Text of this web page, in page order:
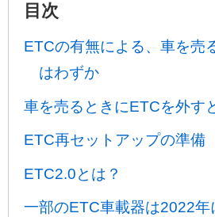
目次
ETCの有無による、車を売
はわずか
車を売るときにETCを外す
ETC再セットアップの準備
ETC2.0とは？
一部のETC車載器は2022年